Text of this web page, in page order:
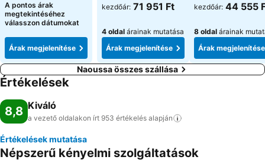
A pontos árak
megtekintéséhez
válasszon dátumokat
Árak megjelenítése
kezdőár: 71 951 Ft
4 oldal árainak mutatása
Árak megjelenítése
kezdőár: 44 555
8 oldal árainak
Árak megjelenítése
Naoussa összes szállása
Értékelések
8,8 Kiváló
a vezető oldalakon írt 953 értékelés alapján
Értékelések mutatása
Népszerű kényelmi szolgáltatások